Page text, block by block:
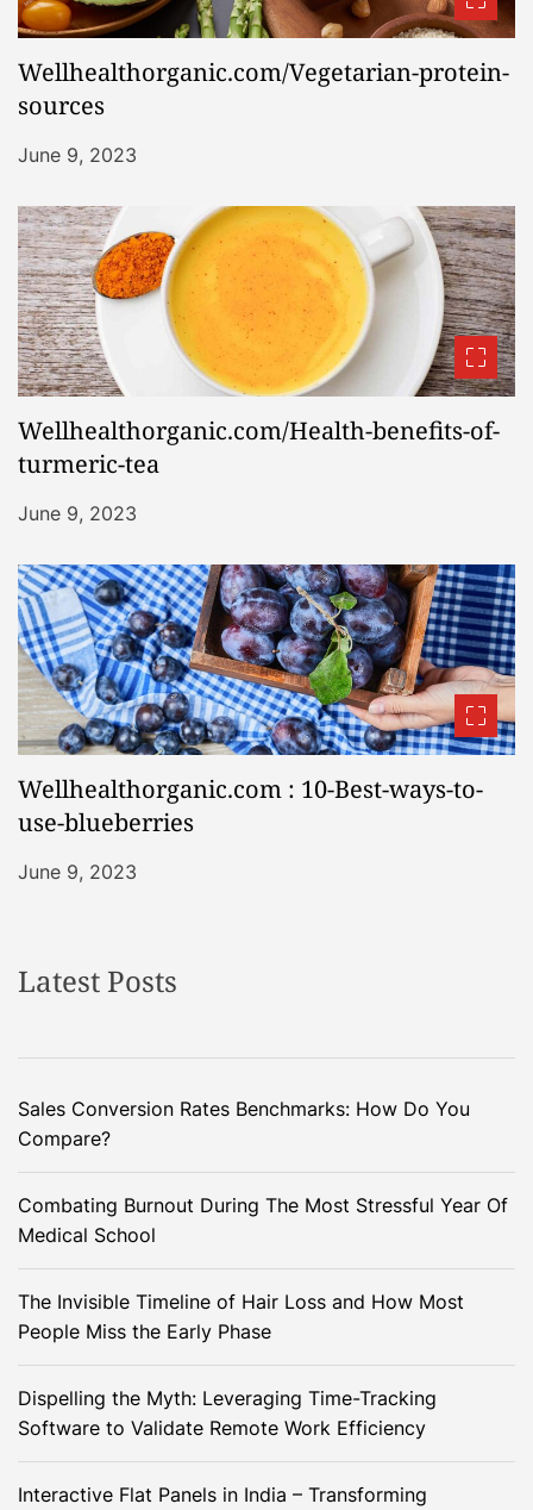
Wellhealthorganic.com/Vegetarian-protein-
sources
June 9, 2023
Wellhealthorganic.com/Health-benefits-of-
turmeric-tea
June 9, 2023
Wellhealthorganic.com : 10-Best-ways-to-
use-blueberries
June 9, 2023
Latest Posts
Sales Conversion Rates Benchmarks: How Do You
Compare?
Combating Burnout During The Most Stressful Year Of
Medical School
The Invisible Timeline of Hair Loss and How Most
People Miss the Early Phase
Dispelling the Myth: Leveraging Time-Tracking
Software to Validate Remote Work Efficiency
Interactive Flat Panels in India – Transforming